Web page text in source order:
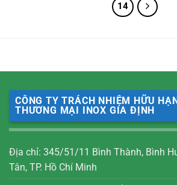
14
CÔNG TY TRÁCH NHIỆM HỮU
THƯƠNG MẠI INOX GIA ĐỊNH
Địa chỉ: 345/51/11 Bình Thành, Bình
Tân, TP. Hồ Chí Minh